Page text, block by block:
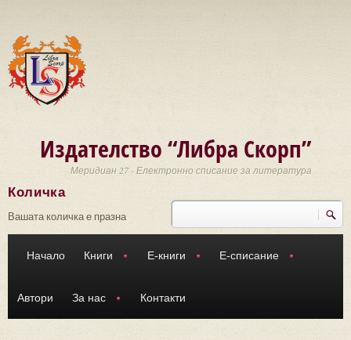
Издателство “Либра Скорп”
Меридиан 27 - Електронно списание за литература
Търси
Количка
Вашата количка е празна
Начало Книги Е-книги Е-списание
Автори За нас Контакти